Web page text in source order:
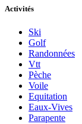
Activités
Ski
Golf
Randonnées
Vtt
Pèche
Voile
Equitation
Eaux-Vives
Parapente